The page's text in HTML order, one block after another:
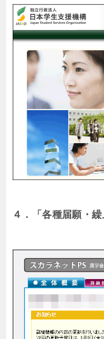
４．「各種届願・繰